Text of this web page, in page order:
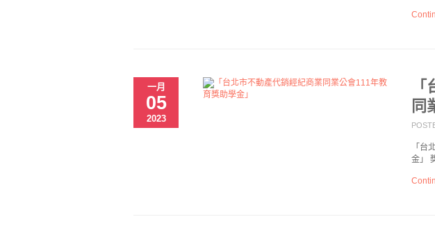
一月
05
2023
同
「台
金」